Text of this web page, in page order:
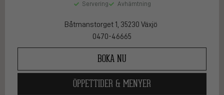
Servering Avhämtning
Båtmanstorget 1 , 35230 Växjö
0470-46665
BOKA NU
ÖPPETTIDER & MENYER